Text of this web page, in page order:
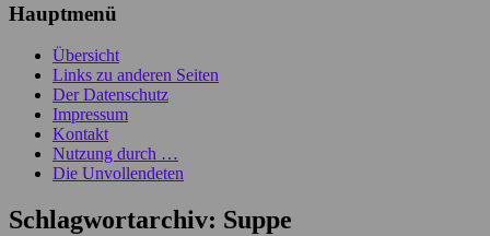
Hauptmenü
Übersicht
Links zu anderen Seiten
Der Datenschutz
Impressum
Kontakt
Nutzung durch …
Die Unvollendeten
Schlagwortarchiv: Suppe